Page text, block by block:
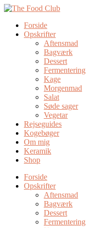
Forside
Opskrifter
Aftensmad
Bagværk
Dessert
Fermentering
Kage
Morgenmad
Salat
Søde sager
Vegetar
Rejseguides
Kogebøger
Om mig
Keramik
Shop
Forside
Opskrifter
Aftensmad
Bagværk
Dessert
Fermentering